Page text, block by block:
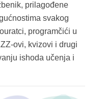
prilagođene
svakog
programčići u
ovi, kvizovi i drugi
ishoda učenja i